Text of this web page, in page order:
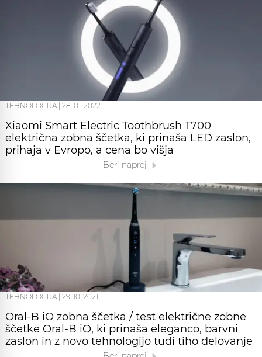
TEHNOLOGIJA | 28. 01. 2022
Xiaomi Smart Electric Toothbrush T700
električna zobna ščetka, ki prinaša LED zaslon,
prihaja v Evropo, a cena bo višja
Beri naprej
TEHNOLOGIJA 29. 10. 2021
Oral-B iO zobna ščetka / test električne zobne
ščetke Oral-B iO, ki prinaša eleganco, barvni
zaslon in z novo tehnologijo tudi tiho delovanje